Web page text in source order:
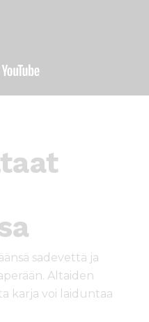
sadevettä ja
Altaiden
karja voi laiduntaa